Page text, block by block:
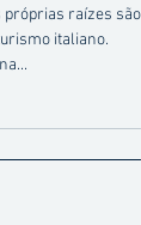
raízes são